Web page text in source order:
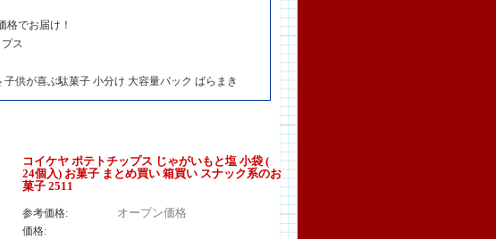
格でお届け！
ス
供が喜ぶ駄菓子 小分け 大容量パック ばらまき
コイケヤ ポテトチップス じゃがいもと塩 小袋 (
24個入) お菓子 まとめ買い 箱買い スナック系のお
菓子 2511
参考価格: オープン価格
価格: